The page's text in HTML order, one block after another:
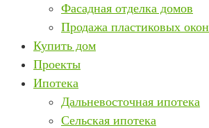
Фасадная отделка домов
Продажа пластиковых окон
Купить дом
Проекты
Ипотека
Дальневосточная ипотека
Сельская ипотека